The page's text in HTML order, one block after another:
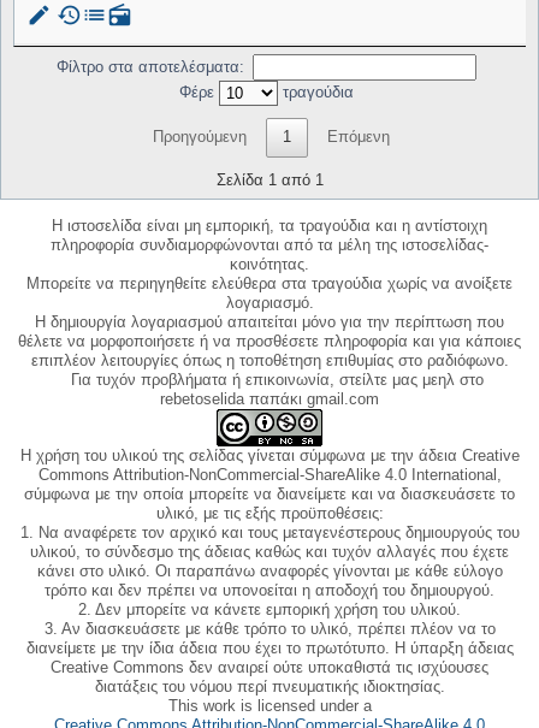
mode_edit historylistradio
Φίλτρο στα αποτελέσματα:
Φέρε
τραγούδια
Προηγούμενη 1 Επόμενη
Σελίδα 1 από 1
Η ιστοσελίδα είναι μη εμπορική, τα τραγούδια και η αντίστοιχη
πληροφορία συνδιαμορφώνονται από τα μέλη της ιστοσελίδας-
κοινότητας.
Μπορείτε να περιηγηθείτε ελεύθερα στα τραγούδια χωρίς να ανοίξετε
λογαριασμό.
Η δημιουργία λογαριασμού απαιτείται μόνο για την περίπτωση που
θέλετε να μορφοποιήσετε ή να προσθέσετε πληροφορία και για κάποιες
επιπλέον λειτουργίες όπως η τοποθέτηση επιθυμίας στο ραδιόφωνο.
Για τυχόν προβλήματα ή επικοινωνία, στείλτε μας μεηλ στο
rebetoselida παπάκι gmail.com
Η χρήση του υλικού της σελίδας γίνεται σύμφωνα με την άδεια Creative
Commons Attribution-NonCommercial-ShareAlike 4.0 International,
σύμφωνα με την οποία μπορείτε να διανείμετε και να διασκευάσετε το
υλικό, με τις εξής προϋποθέσεις:
1. Να αναφέρετε τον αρχικό και τους μεταγενέστερους δημιουργούς του
υλικού, το σύνδεσμο της άδειας καθώς και τυχόν αλλαγές που έχετε
κάνει στο υλικό. Οι παραπάνω αναφορές γίνονται με κάθε εύλογο
τρόπο και δεν πρέπει να υπονοείται η αποδοχή του δημιουργού.
2. Δεν μπορείτε να κάνετε εμπορική χρήση του υλικού.
3. Αν διασκευάσετε με κάθε τρόπο το υλικό, πρέπει πλέον να το
διανείμετε με την ίδια άδεια που έχει το πρωτότυπο. Η ύπαρξη άδειας
Creative Commons δεν αναιρεί ούτε υποκαθιστά τις ισχύουσες
διατάξεις του νόμου περί πνευματικής ιδιοκτησίας.
This work is licensed under a